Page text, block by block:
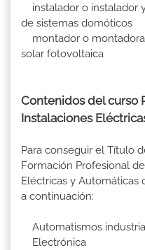
instalador o instalador
de sistemas domóticos
montador o
solar fotovoltaica
Contenidos del curso
Instalaciones
Para conseguir el Título
Formación Profesional
Eléctricas y Automáticas
a continuación:
Automatismos
Electrónica